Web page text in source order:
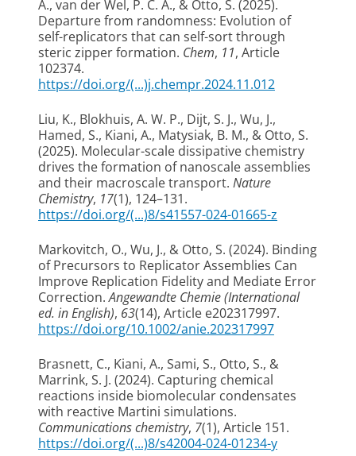
A., van der Wel, P. C. A., & Otto, S. (2025).
Departure from randomness: Evolution of
self-replicators that can self-sort through
steric zipper formation. Chem, 11, Article
102374.
https://doi.org/(...)j.chempr.2024.11.012
Liu, K., Blokhuis, A. W. P., Dijt, S. J., Wu, J.,
Hamed, S., Kiani, A., Matysiak, B. M., & Otto, S.
(2025). Molecular-scale dissipative chemistry
drives the formation of nanoscale assemblies
and their macroscale transport. Nature
Chemistry, 17(1), 124–131.
https://doi.org/(...)8/s41557-024-01665-z
Markovitch, O., Wu, J., & Otto, S. (2024). Binding
of Precursors to Replicator Assemblies Can
Improve Replication Fidelity and Mediate Error
Correction.Angewandte Chemie (International
ed. in English), 63(14), Article e202317997.
https://doi.org/10.1002/anie.202317997
Brasnett, C., Kiani, A., Sami, S., Otto, S., &
Marrink, S. J. (2024). Capturing chemical
reactions inside biomolecular condensates
with reactive Martini simulations.
Communications chemistry, 7(1), Article 151.
https://doi.org/(...)8/s42004-024-01234-y